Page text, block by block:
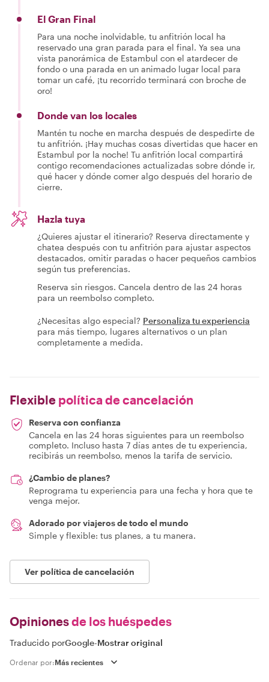
El Gran Final
Para una noche inolvidable, tu anfitrión local ha
reservado una gran parada para el final. Ya sea una
vista panorámica de Estambul con el atardecer de
fondo o una parada en un animado lugar local para
tomar un café, ¡tu recorrido terminará con broche de
oro!
Donde van los locales
Mantén tu noche en marcha después de despedirte de
tu anfitrión. ¡Hay muchas cosas divertidas que hacer en
Estambul por la noche! Tu anfitrión local compartirá
contigo recomendaciones actualizadas sobre dónde ir,
qué hacer y dónde comer algo después del horario de
cierre.
Hazla tuya
¿Quieres ajustar el itinerario? Reserva directamente y
chatea después con tu anfitrión para ajustar aspectos
destacados, omitir paradas o hacer pequeños cambios
según tus preferencias.
Reserva sin riesgos. Cancela dentro de las 24 horas
para un reembolso completo.
¿Necesitas algo especial? Personaliza tu experiencia
para más tiempo, lugares alternativos o un plan
completamente a medida.
Flexible política de cancelación
Reserva con confianza
Cancela en las 24 horas siguientes para un reembolso
completo. Incluso hasta 7 días antes de tu experiencia,
recibirás un reembolso, menos la tarifa de servicio.
¿Cambio de planes?
Reprograma tu experiencia para una fecha y hora que te
venga mejor.
Adorado por viajeros de todo el mundo
Simple y flexible: tus planes, a tu manera.
Ver política de cancelación
Opinionesde los huéspedes
Traducido porGoogle-Mostrar original
Ordenar por: